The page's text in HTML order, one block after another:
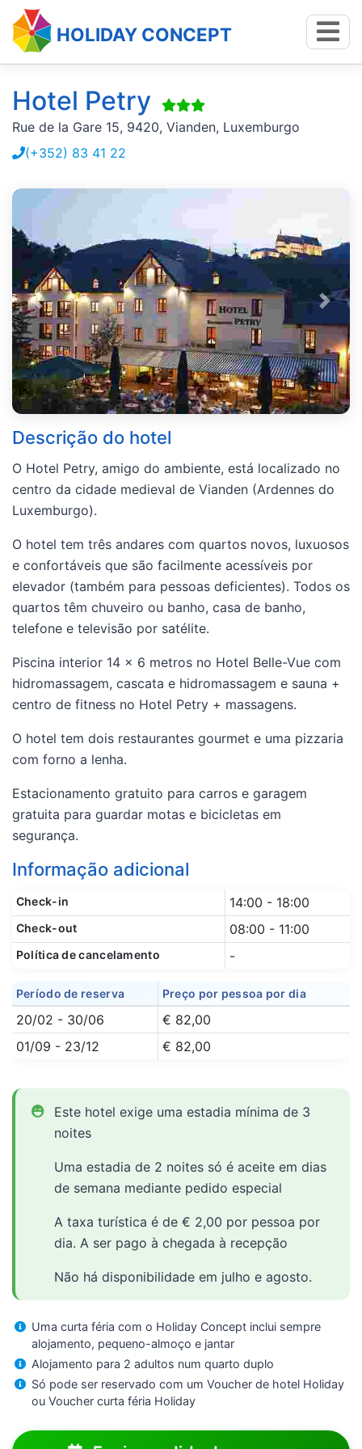
HOLIDAY CONCEPT
Hotel Petry
Rue de la Gare 15, 9420, Vianden, Luxemburgo
(+352) 83 41 22
Descrição do hotel
O Hotel Petry, amigo do ambiente, está localizado no
centro da cidade medieval de Vianden (Ardennes do
Luxemburgo).
O hotel tem três andares com quartos novos, luxuosos
e confortáveis que são facilmente acessíveis por
elevador (também para pessoas deficientes). Todos os
quartos têm chuveiro ou banho, casa de banho,
telefone e televisão por satélite.
Piscina interior 14 x 6 metros no Hotel Belle-Vue com
hidromassagem, cascata e hidromassagem e sauna +
centro de fitness no Hotel Petry + massagens.
O hotel tem dois restaurantes gourmet e uma pizzaria
com forno a lenha.
Estacionamento gratuito para carros e garagem
gratuita para guardar motas e bicicletas em
segurança.
Informação adicional
Check-in 14:00 - 18:00
Check-out 08:00 - 11:00
Política de cancelamento -
Período de reserva Preço por pessoa por dia
20/02 - 30/06
€ 82,00
01/09 - 23/12
€ 82,00
Este hotel exige uma estadia mínima de 3
noites
Uma estadia de 2 noites só é aceite em dias
de semana mediante pedido especial
A taxa turística é de € 2,00 por pessoa por
dia. A ser pago à chegada à recepção
Não há disponibilidade em julho e agosto.
Uma curta féria com o Holiday Concept inclui sempre
alojamento, pequeno-almoço e jantar
Alojamento para 2 adultos num quarto duplo
Só pode ser reservado com um Voucher de hotel Holiday
ou Voucher curta féria Holiday